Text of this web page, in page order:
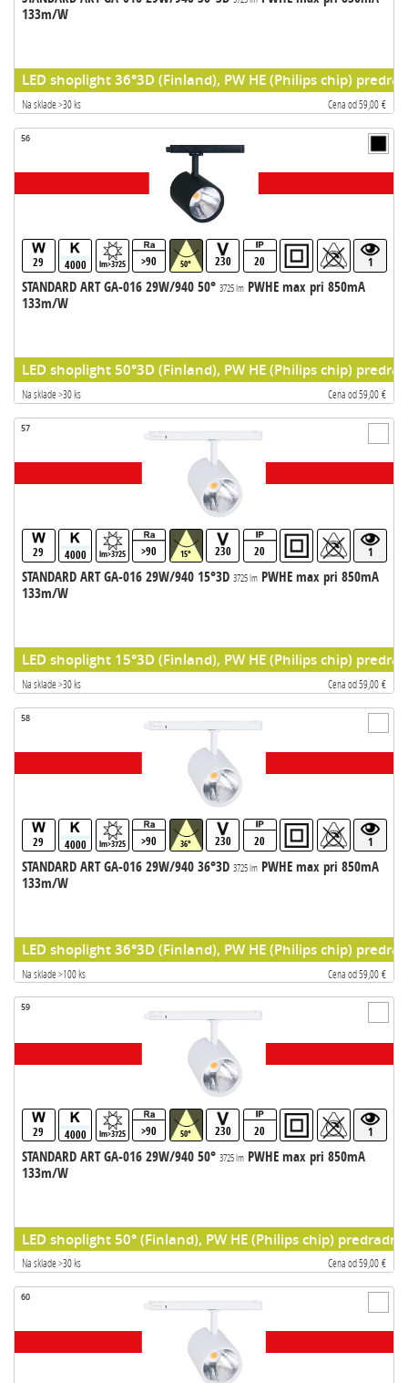
133m/W
LED shoplight 36°3D (Finland), PW HE (Philips chip)
Na sklade >30 ks Cena od 59,00 €
56
29 4000 lm>3725 >90 50° 230 20 1
STANDARD ART GA-016 29W/940 50° 3725 lmPWHE max pri 850mA
133m/W
LED shoplight 50°3D (Finland), PW HE (Philips chip)
Na sklade >30 ks Cena od 59,00 €
57
29 4000 lm>3725 >90 15° 230 20 1
STANDARD ART GA-016 29W/940 15°3D 3725 lmPWHE max pri 850mA
133m/W
LED shoplight 15°3D (Finland), PW HE (Philips chip)
Na sklade >30 ks Cena od 59,00 €
58
29 4000 lm>3725 >90 36° 230 20 1
STANDARD ART GA-016 29W/940 36°3D 3725 lmPWHE max pri 850mA
133m/W
LED shoplight 36°3D (Finland), PW HE (Philips chip)
Na sklade >100 ks Cena od 59,00 €
59
29 4000 lm>3725 >90 50° 230 20 1
STANDARD ART GA-016 29W/940 50° 3725 lmPWHE max pri 850mA
133m/W
LED shoplight 50° (Finland), PW HE (Philips chip)
Na sklade >30 ks Cena od 59,00 €
60